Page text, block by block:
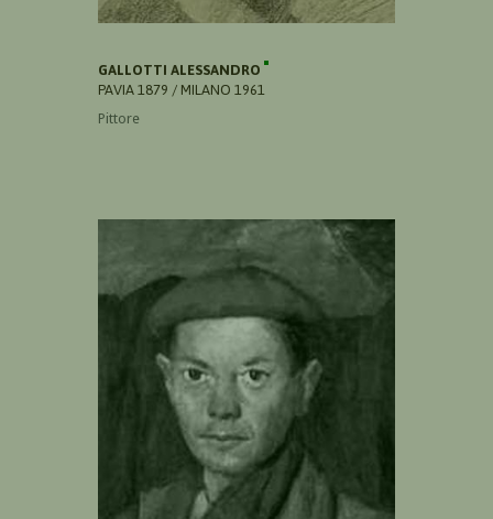
GALLOTTI ALESSANDRO
PAVIA 1879 / MILANO 1961
Pittore